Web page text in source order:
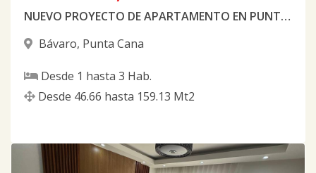
NUEVO PROYECTO DE APARTAMENTO EN PUNTA CANA
Bávaro, Punta Cana
Desde 1 hasta 3 Hab.
Desde 46.66 hasta 159.13 Mt2